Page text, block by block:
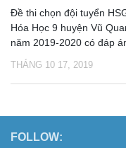
Đề thi chọn đội tuyển
Hóa Học 9 huyện Vũ
năm 2019-2020 có đáp
THÁNG 10 17, 2019
FOLLOW: